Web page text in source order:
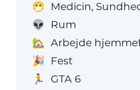
😷 Medicin,
👽 Rum
🏡 Arbejde
🎉 Fest
🏃 GTA 6